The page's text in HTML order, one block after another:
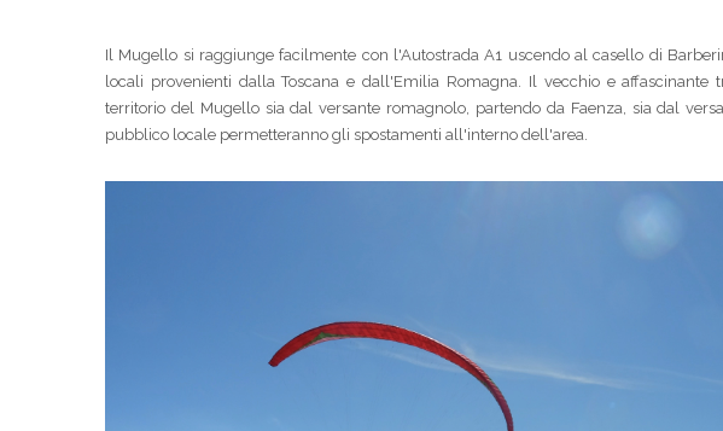
Il Mugello si raggiunge facilmente con l'Autostrada A1 uscendo al casello di
locali provenienti dalla Toscana e dall'Emilia Romagna. Il vecchio e affascinante
territorio del Mugello sia dal versante romagnolo, partendo da Faenza, sia dal
pubblico locale permetteranno gli spostamenti all'interno dell'area.